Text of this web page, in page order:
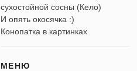
сухостойной сосны (Кело)
И опять окосячка :)
Конопатка в картинках
МЕНЮ